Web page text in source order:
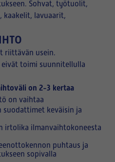
Sohvat, työtuolit,
lavuaarit,
riittävän usein.
toimi suunnitellulla
on 2-3 kertaa
on vaihtaa
keväisin ja
irtolika ilmanvaihtokoneesta
puhtaus ja
sopivalla